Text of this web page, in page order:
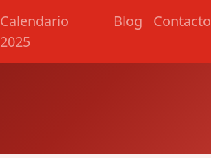
Calendario
2025
Blog Contacto